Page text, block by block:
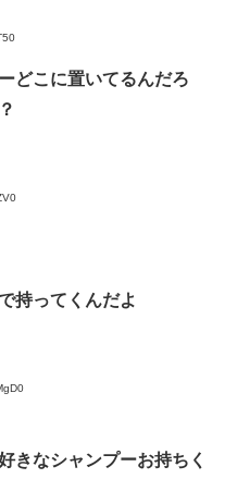
どこに置いてるんだろ
持ってくんだよ
きなシャンプーお持ちく